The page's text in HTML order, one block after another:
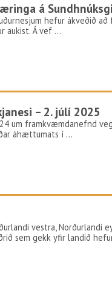
á
hefur ákveðið
aukist. Á vef …
– 2. júlí 2025
um framkvæmdanefnd
áhættumats í …
vestra, Norðurlandi
sem gekk yfir landið